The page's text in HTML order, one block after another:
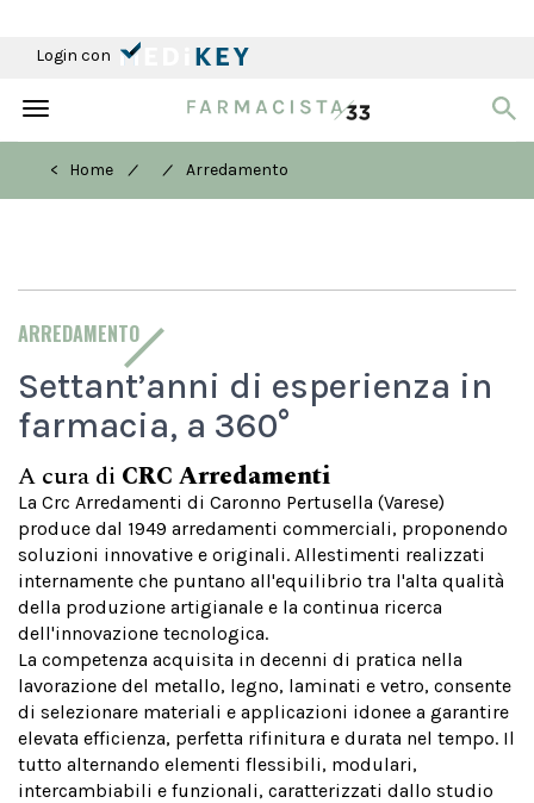
Login con
Toggle
< Home
/ / Arredamento
ARREDAMENTO
Settant’anni di esperienza in
farmacia, a 360°
A cura di CRC Arredamenti
La Crc Arredamenti di Caronno Pertusella (Varese)
produce dal 1949 arredamenti commerciali, proponendo
soluzioni innovative e originali. Allestimenti realizzati
internamente che puntano all'equilibrio tra l'alta qualità
della produzione artigianale e la continua ricerca
dell'innovazione tecnologica.
La competenza acquisita in decenni di pratica nella
lavorazione del metallo, legno, laminati e vetro, consente
di selezionare materiali e applicazioni idonee a garantire
elevata efficienza, perfetta rifinitura e durata nel tempo. Il
tutto alternando elementi flessibili, modulari,
intercambiabili e funzionali, caratterizzati dallo studio